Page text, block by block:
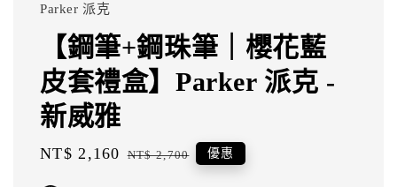
Parker 派克
【鋼筆+鋼珠筆｜櫻花藍
皮套禮盒】Parker 派克 -
新威雅
Sale
NT$ 2,160 Regular
NT$ 2,700 優惠